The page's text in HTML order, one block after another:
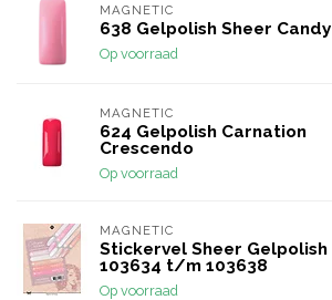
MAGNETIC
638 Gelpolish Sheer Candy
Op voorraad
MAGNETIC
624 Gelpolish Carnation
Crescendo
Op voorraad
MAGNETIC
Stickervel Sheer Gelpolish
103634 t/m 103638
Op voorraad